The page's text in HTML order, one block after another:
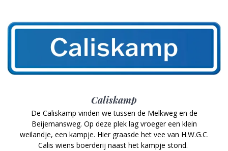
Caliskamp
De Caliskamp vinden we tussen de Melkweg en de
Beijemansweg. Op deze plek lag vroeger een klein
weilandje, een kampje. Hier graasde het vee van H.W.G.C.
Calis wiens boerderij naast het kampje stond.